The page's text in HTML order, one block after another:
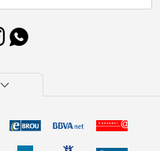

expand_more